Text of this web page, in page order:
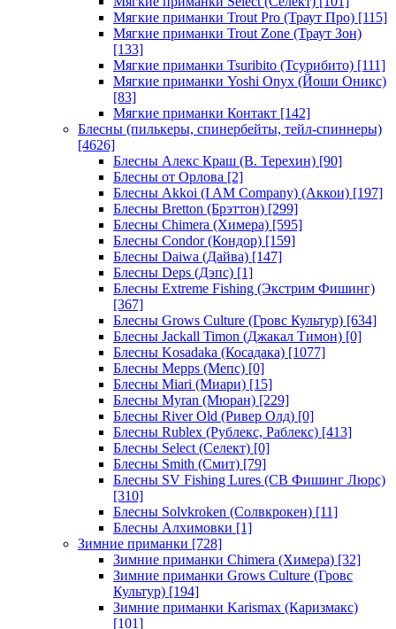
Мягкие приманки Trout Pro (Траут Про) [115]
Мягкие приманки Trout Zone (Траут Зон)
[133]
Мягкие приманки Tsuribito (Тсурибито) [111]
Мягкие приманки Yoshi Onyx (Йоши Оникс)
[83]
Мягкие приманки Контакт [142]
Блесны (пилькеры, спинербейты, тейл-спиннеры)
[4626]
Блесны Алекс Краш (В. Терехин) [90]
Блесны от Орлова [2]
Блесны Akkoi (I AM Company) (Аккои) [197]
Блесны Bretton (Брэттон) [299]
Блесны Chimera (Химера) [595]
Блесны Condor (Кондор) [159]
Блесны Daiwa (Дайва) [147]
Блесны Deps (Дэпс) [1]
Блесны Extreme Fishing (Экстрим Фишинг)
[367]
Блесны Grows Culture (Гровс Культур) [634]
Блесны Jackall Timon (Джакал Тимон) [0]
Блесны Kosadaka (Косадака) [1077]
Блесны Mepps (Мепс) [0]
Блесны Miari (Миари) [15]
Блесны Myran (Мюран) [229]
Блесны River Old (Ривер Олд) [0]
Блесны Rublex (Рублекс, Раблекс) [413]
Блесны Select (Селект) [0]
Блесны Smith (Смит) [79]
Блесны SV Fishing Lures (СВ Фишинг Люрс)
[310]
Блесны Solvkroken (Солвкрокен) [11]
Блесны Алхимовки [1]
Зимние приманки [728]
Зимние приманки Chimera (Химера) [32]
Зимние приманки Grows Culture (Гровс
Культур) [194]
Зимние приманки Karismax (Каризмакс)
[101]